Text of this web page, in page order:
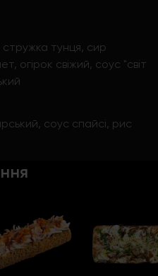
тунця, сир
огірок свіжий, соус "світ
соус спайсі, рис